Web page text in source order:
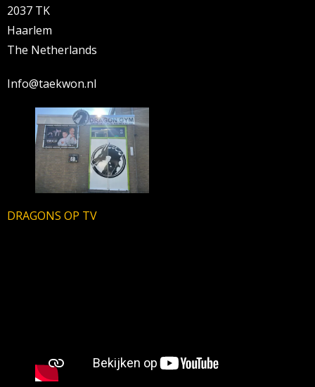
2037 TK
Haarlem
The Netherlands
Info@taekwon.nl
DRAGONS OP TV